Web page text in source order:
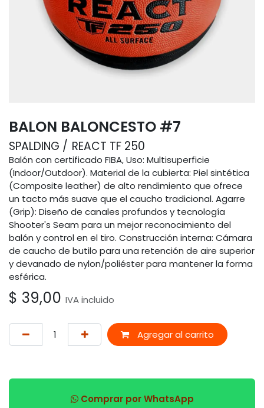
BALON BALONCESTO #7
SPALDING REACT TF 250
Balón con certificado FIBA, Uso: Multisuperficie
(Indoor/Outdoor). Material de la cubierta: Piel sintética
(Composite leather) de alto rendimiento que ofrece
un tacto más suave que el caucho tradicional. Agarre
(Grip): Diseño de canales profundos y tecnología
Shooter's Seam para un mejor reconocimiento del
balón y control en el tiro. Construcción interna: Cámara
de caucho de butilo para una retención de aire superior
y devanado de nylon/poliéster para mantener la forma
esférica.
$ 39,00 IVA incluido
Agregar al carrito
Comprar por WhatsApp